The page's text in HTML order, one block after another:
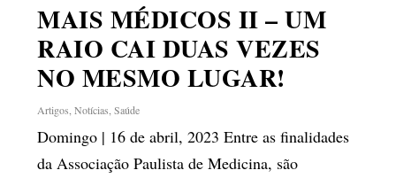
MAIS MÉDICOS II – UM
RAIO CAI DUAS VEZES
NO MESMO LUGAR!
Artigos,Notícias,Saúde
Domingo | 16 de abril, 2023 Entre as finalidades
da Associação Paulista de Medicina, são